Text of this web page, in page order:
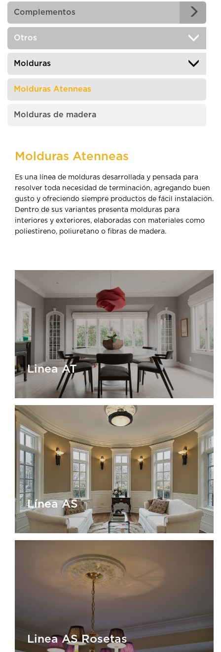
Complementos
Otros
Molduras
Molduras Atenneas
Molduras de madera
Molduras Atenneas
Es una línea de molduras desarrollada y pensada para
resolver toda necesidad de terminación, agregando buen
gusto y ofreciendo siempre productos de fácil instalación.
Dentro de sus variantes presenta molduras para
interiores y exteriores, elaboradas con materiales como
poliestireno, poliuretano o fibras de madera.
Linea AT
Linea AT
Línea AS
Línea AS
Linea AS Rosetas